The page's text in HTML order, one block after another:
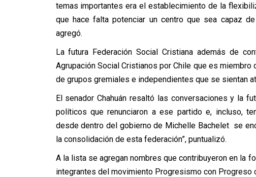
temas importantes era el establecimiento de la
que hace falta potenciar un centro que sea capaz
agregó.
La futura Federación Social Cristiana además de
Agrupación Social Cristianos por Chile que es
de grupos gremiales e independientes que se sientan
El senador Chahuán resaltó las conversaciones y la
políticos que renunciaron a ese partido e, incluso,
desde dentro del gobierno de Michelle Bachelet se
la consolidación de esta federación”, puntualizó.
A la lista se agregan nombres que contribuyeron en la
integrantes del movimiento Progresismo con Progreso